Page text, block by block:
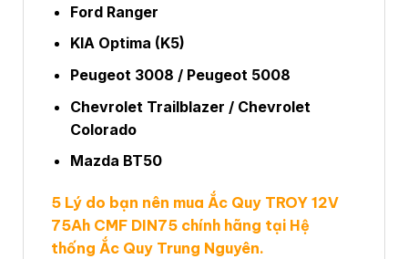
Ford Ranger
KIA Optima (K5)
Peugeot 3008 / Peugeot 5008
Chevrolet Trailblazer / Chevrolet
Colorado
Mazda BT50
5 Lý do bạn nên mua Ắc Quy TROY 12V
75Ah CMF DIN75 chính hãng tại Hệ
thống Ắc Quy Trung Nguyên.